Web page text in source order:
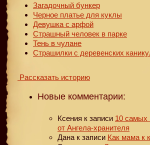
Загадочный бункер
Черное платье для куклы
Девушка с арфой
Страшный человек в парке
Тень в чулане
Страшилки с деревенских
Рассказать историю
Новые комментарии:
Ксения к записи 10 самых
от Ангела-хранителя
Дана к записи Как мама к